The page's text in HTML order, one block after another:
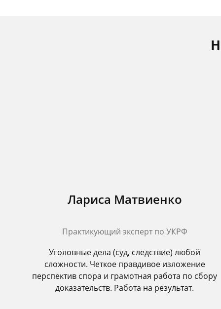
Лариса Матвиенко
Практикующий эксперт по УКРФ
Уголовные дела (суд, следствие) любой
сложности. Четкое правдивое изложение
перспектив спора и грамотная работа по сбору
доказательств. Работа на результат.